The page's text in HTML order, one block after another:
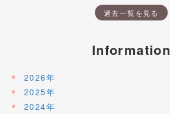
過去一覧を見る
Information
2026年
2025年
2024年